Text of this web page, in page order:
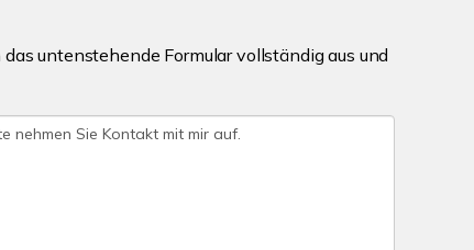
untenstehende Formular vollständig aus und